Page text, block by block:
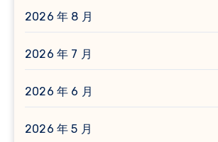
2026 年 8 月
2026 年 7 月
2026 年 6 月
2026 年 5 月